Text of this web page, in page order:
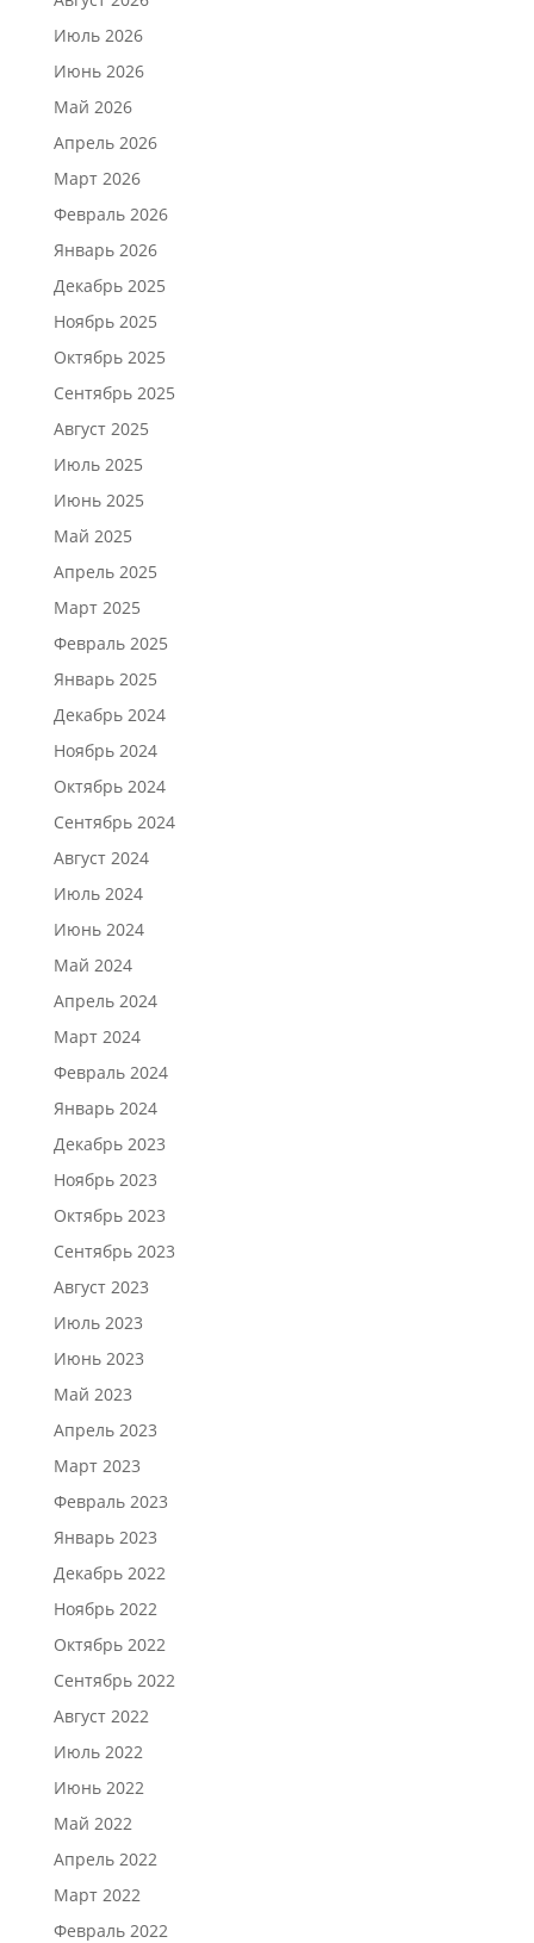
Июль 2026
Июнь 2026
Май 2026
Апрель 2026
Март 2026
Февраль 2026
Январь 2026
Декабрь 2025
Ноябрь 2025
Октябрь 2025
Сентябрь 2025
Август 2025
Июль 2025
Июнь 2025
Май 2025
Апрель 2025
Март 2025
Февраль 2025
Январь 2025
Декабрь 2024
Ноябрь 2024
Октябрь 2024
Сентябрь 2024
Август 2024
Июль 2024
Июнь 2024
Май 2024
Апрель 2024
Март 2024
Февраль 2024
Январь 2024
Декабрь 2023
Ноябрь 2023
Октябрь 2023
Сентябрь 2023
Август 2023
Июль 2023
Июнь 2023
Май 2023
Апрель 2023
Март 2023
Февраль 2023
Январь 2023
Декабрь 2022
Ноябрь 2022
Октябрь 2022
Сентябрь 2022
Август 2022
Июль 2022
Июнь 2022
Май 2022
Апрель 2022
Март 2022
Февраль 2022